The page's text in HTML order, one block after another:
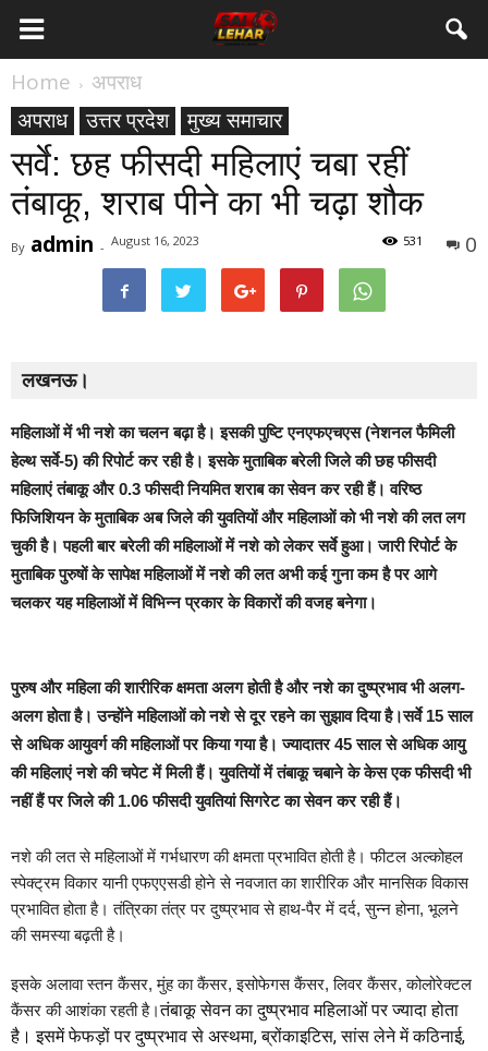
Home
अपराध
अपराध
उत्तर प्रदेश मुख्य समाचार
सर्वे: छह फीसदी महिलाएं चबा रहीं
तंबाकू, शराब पीने का भी चढ़ा शौक
By admin - August 16, 2023 0
531
लखनऊ।
महिलाओं में भी नशे का चलन बढ़ा है। इसकी पुष्टि एनएफएचएस (नेशनल फैमिली
हेल्थ सर्वे-5) की रिपोर्ट कर रही है। इसके मुताबिक बरेली जिले की छह फीसदी
महिलाएं तंबाकू और 0.3 फीसदी नियमित शराब का सेवन कर रही हैं। वरिष्ठ
फिजिशियन के मुताबिक अब जिले की युवतियों और महिलाओं को भी नशे की लत लग
चुकी है। पहली बार बरेली की महिलाओं में नशे को लेकर सर्वे हुआ। जारी रिपोर्ट के
मुताबिक पुरुषों के सापेक्ष महिलाओं में नशे की लत अभी कई गुना कम है पर आगे
चलकर यह महिलाओं में विभिन्न प्रकार के विकारों की वजह बनेगा।
पुरुष और महिला की शारीरिक क्षमता अलग होती है और नशे का दुष्प्रभाव भी अलग-
अलग होता है। उन्होंने महिलाओं को नशे से दूर रहने का सुझाव दिया है।सर्वे 15 साल
से अधिक आयुवर्ग की महिलाओं पर किया गया है। ज्यादातर 45 साल से अधिक आयु
की महिलाएं नशे की चपेट में मिली हैं। युवतियों में तंबाकू चबाने के केस एक फीसदी भी
नहीं हैं पर जिले की 1.06 फीसदी युवतियां सिगरेट का सेवन कर रही हैं।
नशे की लत से महिलाओं में गर्भधारण की क्षमता प्रभावित होती है। फीटल अल्कोहल
स्पेक्ट्रम विकार यानी एफएएसडी होने से नवजात का शारीरिक और मानसिक विकास
प्रभावित होता है। तंत्रिका तंत्र पर दुष्प्रभाव से हाथ-पैर में दर्द, सुन्न होना, भूलने
की समस्या बढ़ती है।
इसके अलावा स्तन कैंसर, मुंह का कैंसर, इसोफेगस कैंसर, लिवर कैंसर, कोलोरेक्टल
कैंसर की आशंका रहती है।तंबाकू सेवन का दुष्प्रभाव महिलाओं पर ज्यादा होता
है। इसमें फेफड़ों पर दुष्प्रभाव से अस्थमा, ब्रोंकाइटिस, सांस लेने में कठिनाई,